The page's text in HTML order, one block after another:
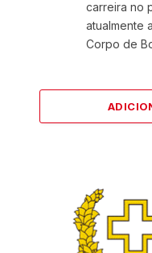
carreira no
atualmente
Corpo de